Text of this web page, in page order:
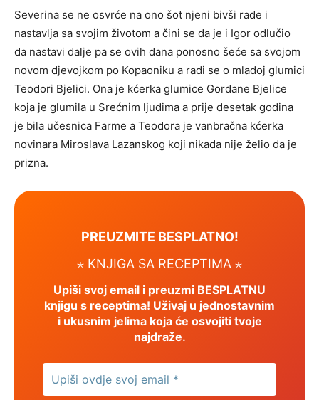
Severina se ne osvrće na ono šot njeni bivši rade i
nastavlja sa svojim životom a čini se da je i Igor odlučio
da nastavi dalje pa se ovih dana ponosno šeće sa svojom
novom djevojkom po Kopaoniku a radi se o mladoj glumici
Teodori Bjelici. Ona je kćerka glumice Gordane Bjelice
koja je glumila u Srećnim ljudima a prije desetak godina
je bila učesnica Farme a Teodora je vanbračna kćerka
novinara Miroslava Lazanskog koji nikada nije želio da je
prizna.
PREUZMITE BESPLATNO!
⋆ KNJIGA SA RECEPTIMA ⋆
Upiši svoj email i preuzmi BESPLATNU
knjigu s receptima! Uživaj u jednostavnim
i ukusnim jelima koja će osvojiti tvoje
najdraže.